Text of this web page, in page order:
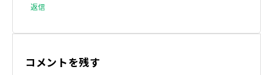
返信
コメントを残す